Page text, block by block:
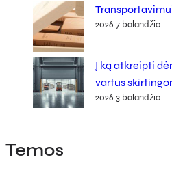
2026 7 balandžio
Į ką atkreipti
vartus
2026 3 balandžio
Temos